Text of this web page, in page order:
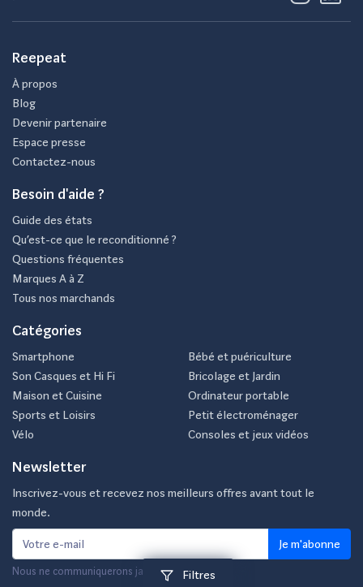
Filtres
Reepeat
À propos
Blog
Devenir partenaire
Espace presse
Contactez-nous
Besoin d'aide ?
Guide des états
Qu’est-ce que le reconditionné ?
Questions fréquentes
Marques A à Z
Tous nos marchands
Catégories
Smartphone
Son Casques et Hi Fi
Maison et Cuisine
Sports et Loisirs
Vélo
Bébé et puériculture
Bricolage et Jardin
Ordinateur portable
Petit électroménager
Consoles et jeux vidéos
Newsletter
Inscrivez-vous et recevez nos meilleurs offres avant tout le
monde.
Je m'abonne
Nous ne communiquerons jamais votre e-mail.